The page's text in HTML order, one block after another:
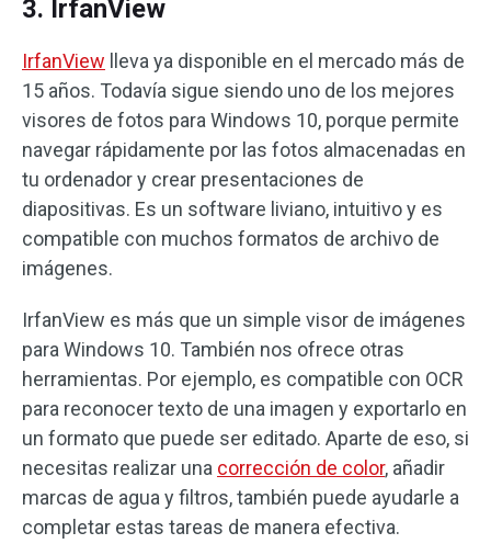
3. IrfanView
IrfanView lleva ya disponible en el mercado más de
15 años. Todavía sigue siendo uno de los mejores
visores de fotos para Windows 10, porque permite
navegar rápidamente por las fotos almacenadas en
tu ordenador y crear presentaciones de
diapositivas. Es un software liviano, intuitivo y es
compatible con muchos formatos de archivo de
imágenes.
IrfanView es más que un simple visor de imágenes
para Windows 10. También nos ofrece otras
herramientas. Por ejemplo, es compatible con OCR
para reconocer texto de una imagen y exportarlo en
un formato que puede ser editado. Aparte de eso, si
necesitas realizar una corrección de color, añadir
marcas de agua y filtros, también puede ayudarle a
completar estas tareas de manera efectiva.